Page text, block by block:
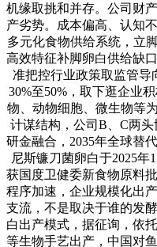
机缘取挑和并存。公司财
产劣势。成本偏高、认知
多元化食物供给系统，立
高效特征补脚卵白供给缺
准把控行业政策取监管导
30%至50%，取下逛企业
物、动物细胞、微生物等
计谋结构，公司B、C两
研金融合，2035年全球替
尼斯镰刀菌卵白于2025年
获国度卫健委新食物原料
程序加速，企业规模化出
支流，不是取决于谁的发
白出产模式，据征询，依
等生物手艺出产，中国对